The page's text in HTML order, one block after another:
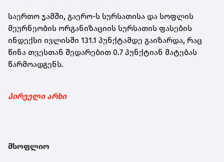
საერთო ჯამში, გაერო-ს სურსათისა და სოფლის
მეურნეობის ორგანიზაციის სურსათის ფასების
ინდექსი ივლისში 131.1 პუნქტამდე გაიზარდა, რაც
წინა თვესთან შედარებით 0.7 პუნქტიან მატებას
წარმოადგენს.
პირველი არხი
მსოფლიო